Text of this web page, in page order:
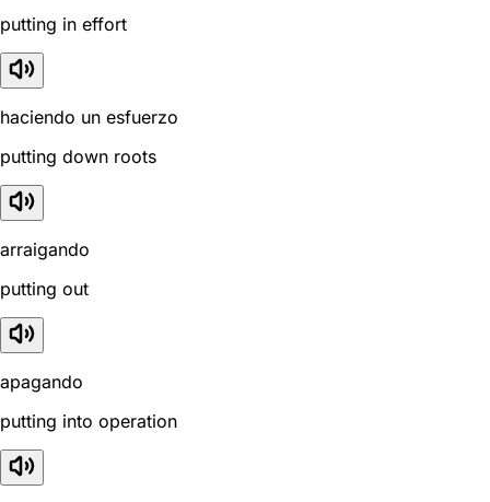
putting in effort
haciendo un esfuerzo
putting down roots
arraigando
putting out
apagando
putting into operation